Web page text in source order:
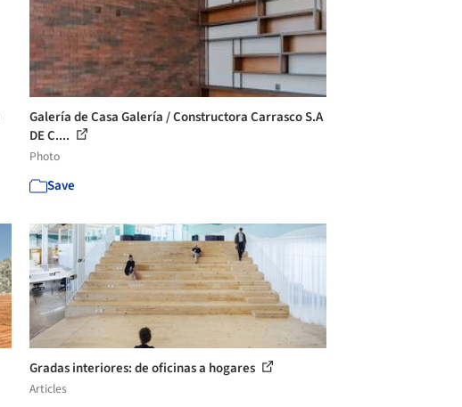
Galería de Casa Galería / Constructora Carrasco S.A
DE C....
Photo
Save
Gradas interiores: de oficinas a hogares
Articles